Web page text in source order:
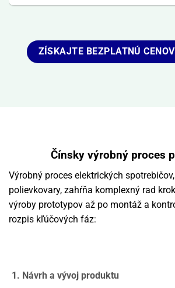
ZÍSKAJTE BEZPLATNÚ
Čínsky výrobný proces
Výrobný proces elektrických
polievkovary, zahŕňa komplexný rad
výroby prototypov až po montáž a
rozpis kľúčových fáz:
1. Návrh a vývoj produktu